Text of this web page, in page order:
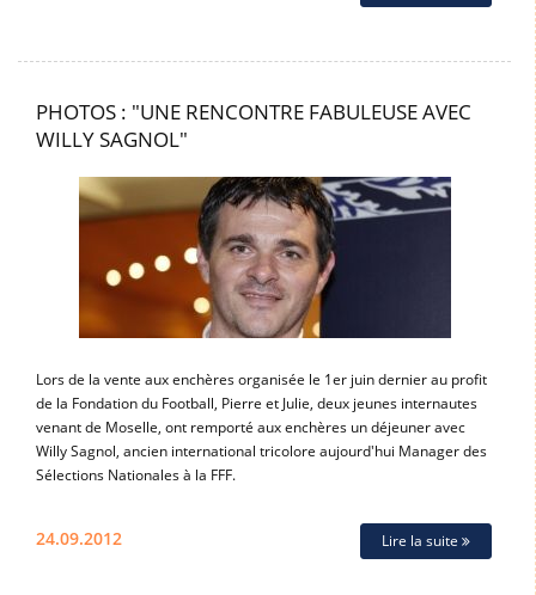
PHOTOS : "UNE RENCONTRE FABULEUSE AVEC
WILLY SAGNOL"
Lors de la vente aux enchères organisée le 1er juin dernier au profit
de la Fondation du Football, Pierre et Julie, deux jeunes internautes
venant de Moselle, ont remporté aux enchères un déjeuner avec
Willy Sagnol, ancien international tricolore aujourd'hui Manager des
Sélections Nationales à la FFF.
24.09.2012 Lire la suite